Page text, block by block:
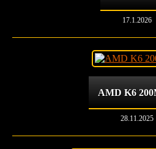
17.1.2026
AMD K6
28.11.2025